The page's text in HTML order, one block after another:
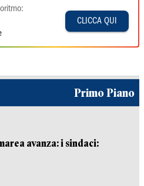
CLICCA QUI
Primo Piano
avanza: i sindaci: